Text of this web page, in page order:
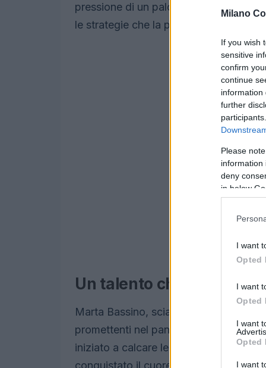
Milano
If you wish
sensitive
confirm
continue
information
further
Please
information
deny
in below
I want
Opted
I want
Opted
I want
Opted
I want
pressione di un palcoscenico così
le strategie che la portano a brillare
Un talento che brilla
Marta Bassino, sciatrice alpina di soli
promettenti nel panorama delle
iniziato a calcare le piste fin da